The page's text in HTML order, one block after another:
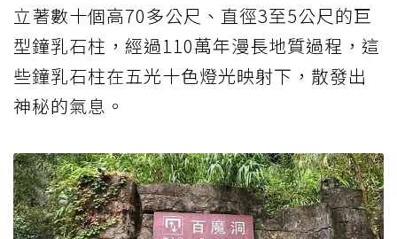
立著數十個高70多公尺、直徑3至5公尺的巨
型鐘乳石柱，經過110萬年漫長地質過程，這
些鐘乳石柱在五光十色燈光映射下，散發出
神秘的氣息。